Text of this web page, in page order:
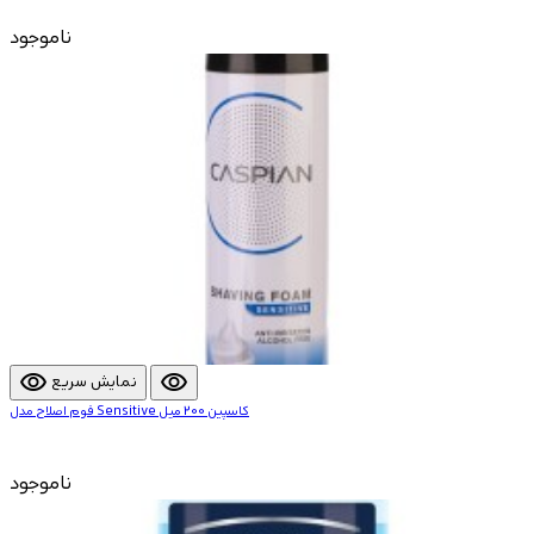
ناموجود
visibility نمایش سریع visibility
فوم اصلاح مدل Sensitive کاسپین 200 میل
ناموجود